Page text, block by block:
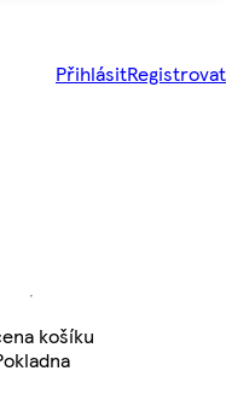
PřihlásitRegistrovat
Aktuální cena košíku
košíku